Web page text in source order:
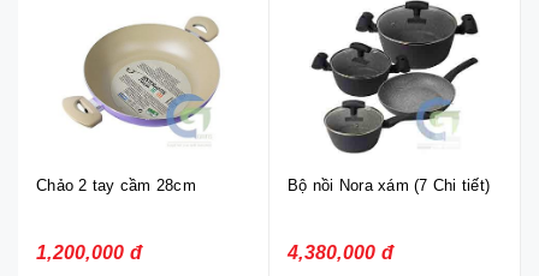
Chảo 2 tay cầm 28cm
1,200,000 đ
Bộ nồi Nora xám (7 Chi tiết)
4,380,000 đ